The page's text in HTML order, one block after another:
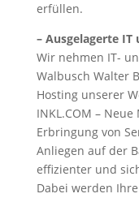
erfüllen.
– Ausgelagerte IT
Wir nehmen IT-
Walbusch Walter
Hosting unserer
INKL.COM –
Erbringung von
Anliegen auf der
effizienter und
Dabei werden